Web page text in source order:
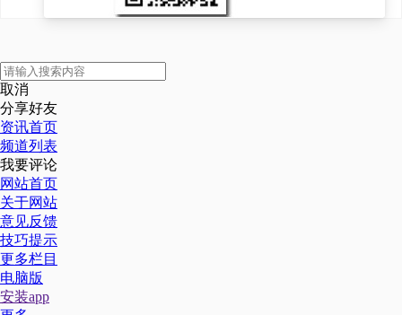
取消
分享好友
资讯首页
频道列表
我要评论
网站首页
关于网站
意见反馈
技巧提示
更多栏目
电脑版
安装app